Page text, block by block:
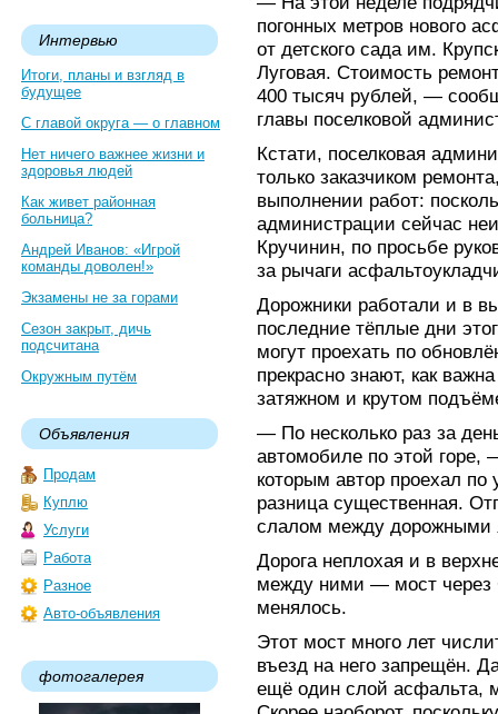
Интервью
Итоги, планы и взгляд в
будущее
С главой округа — о главном
Нет ничего важнее жизни и
здоровья людей
Как живет районная
больница?
Андрей Иванов: «Игрой
команды доволен!»
Экзамены не за горами
Сезон закрыт, дичь
подсчитана
Окружным путём
Объявления
Продам
Куплю
Услуги
Работа
Разное
Авто-объявления
фотогалерея
погонных метров нового
от детского сада им.
Луговая. Стоимость
400 тысяч рублей, —
главы поселковой
Кстати, поселковая
только заказчиком
выполнении работ:
администрации сейчас
Кручинин, по просьбе
за рычаги
Дорожники работали и в
последние тёплые дни
могут проехать по
прекрасно знают, как
затяжном и крутом
— По несколько раз за
автомобиле по этой горе,
которым автор проехал
разница существенная.
слалом между
Дорога неплохая и в
между ними — мост через
менялось.
Этот мост много лет
въезд на него запрещён.
ещё один слой асфальта,